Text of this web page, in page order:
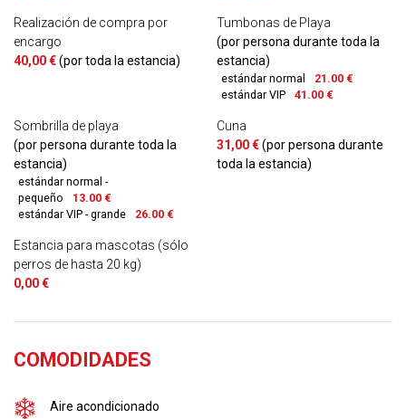
Realización de compra por
encargo
40,00 €(por toda la estancia)
Tumbonas de Playa
(por persona durante toda la
estancia)
estándar normal
21.00 €
estándar VIP
41.00 €
Sombrilla de playa
(por persona durante toda la
estancia)
estándar normal -
pequeño
13.00 €
estándar VIP - grande
26.00 €
Cuna
31,00 €(por persona durante
toda la estancia)
Estancia para mascotas (sólo
perros de hasta 20 kg)
0,00 €
COMODIDADES
Aire acondicionado